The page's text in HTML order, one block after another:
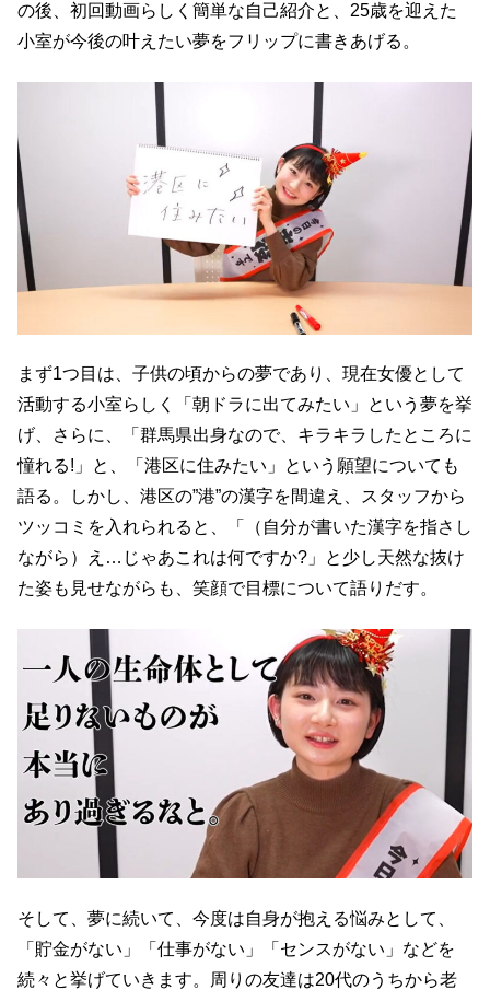
の後、初回動画らしく簡単な自己紹介と、25歳を迎えた
小室が今後の叶えたい夢をフリップに書きあげる。
まず1つ目は、子供の頃からの夢であり、現在女優として
活動する小室らしく「朝ドラに出てみたい」という夢を挙
げ、さらに、「群馬県出身なので、キラキラしたところに
憧れる!」と、「港区に住みたい」という願望についても
語る。しかし、港区の”港”の漢字を間違え、スタッフから
ツッコミを入れられると、「（自分が書いた漢字を指さし
ながら）え…じゃあこれは何ですか?」と少し天然な抜け
た姿も見せながらも、笑顔で目標について語りだす。
そして、夢に続いて、今度は自身が抱える悩みとして、
「貯金がない」「仕事がない」「センスがない」などを
続々と挙げていきます。周りの友達は20代のうちから老